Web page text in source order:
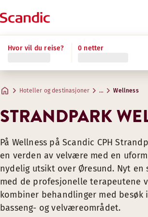
Hvor vil du reise? 0 netter
Hoteller og destinasjoner … Wellness
STRANDPARK
På Wellness på Scandic CPH
en verden av velvære med en
nydelig utsikt over Øresund. Nyt en
med de profesjonelle terapeutene
kombiner behandlinger med besøk
basseng- og velværeområdet.
Enten du er nybegynner eller erfaren
VELVÆRE-MASSASJE
En avslappende dypvevsbehandling av
30 min. DKK 595,00 | 60 min. DKK
Bestill behandlingen din
SIGNATURBEHANDLING
Unn kroppen din det ultimate i
90 min. DKK 1595,00 (inkluderer
Bestill behandlingen din